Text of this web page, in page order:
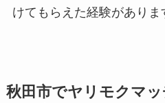
けてもらえた経験がありま
秋田市でヤリモクマ